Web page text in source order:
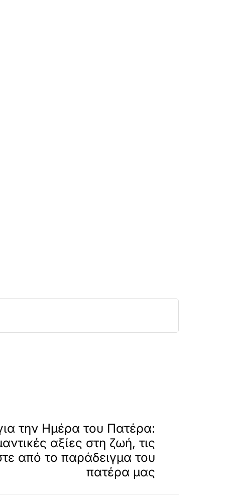
την Ημέρα του Πατέρα:
αξίες στη ζωή, τις
από το παράδειγμα του
πατέρα μας